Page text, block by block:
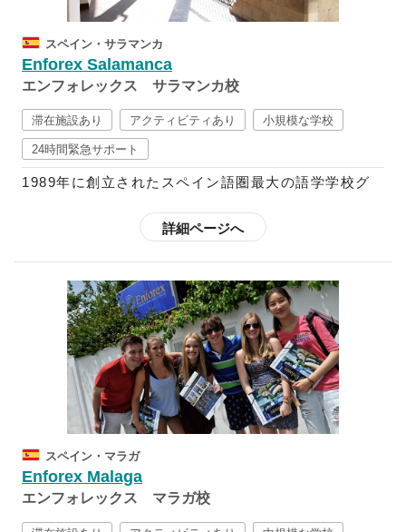
く、その国の文化を学ぶよう推奨しており、映画、文
回の文化レッスンが含まれたコースも設けています。
さらに、スペイン語+αのコースも多数用意されてい
るので、フラメンコや料理など学ぶことも可能です。
スペイン語中級以上向けには、ビジネス分野でのスペ
イン語を学べるコースや、インターンシップ・ボラン
ティアに参加できるプログラムなども用意されている
ので、初心者～上級者までしっかりと学ぶことができ
祭日以外は開講しているので、スペインの多彩なお祭
りやイベントの開催期間中に特別アクティビティへ参
加することも可能です。さらに、都市によって魅力が
それぞれ異なるスペインを満喫されたい方は、「転校
制度」を利用することも可能です。
スペイン・サラマンカ
Enforex Salamanca
エンフォレックス サラマンカ校
滞在施設あり アクティビティあり 小規模な学校
24時間緊急サポート
1989年に創立されたスペイン語圏最大の語学学校グ
国に21校の校舎を展開しており、毎年世界52ヶ国か
スペイン語で快適なコミュニケーションを図り、スペ
イン語で自身の考えを他人に理解してもらえることを
ゴールとしているエンフォレックスの教育プログラム
では、スパ隠語習得に不可欠な要素である文法や読
解、筆記、リスニング、会話がカリキュラムに含まれ
ています。また、コミュニケーションを円滑にするべ
く、その国の文化を学ぶよう推奨しており、映画、文
回の文化レッスンが含まれたコースも設けています。
さらに、スペイン語+αのコースも多数用意されてい
るので、フラメンコや料理など学ぶことも可能です。
詳細ページへ
スペイン・マラガ
Enforex Malaga
エンフォレックス マラガ校